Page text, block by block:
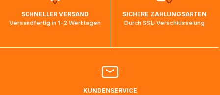
ankommen und von der dortigen Zustellorganisation weiter
bearbeitet werden.
Bitte kontaktieren Sie denKundenservicefalls Ihr Paket
Lieferadressen in Deutschland oder Europa mehrere Tage
SCHNELLER VERSAND
Versandfertig in 1-2 Werktagen
SICHERE ZAHLUNGSARTEN
Durch SSL-Verschlüsselung
KUNDENSERVICE